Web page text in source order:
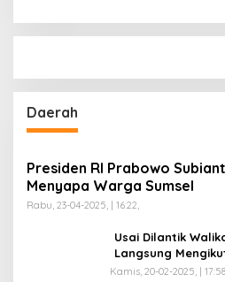
Daerah
Presiden RI Prabowo
Menyapa Warga Sumsel
Rabu, 23-04-2025, | 16:22,
Usai Dilantik
Langsung
Kamis, 20-02-2025, | 17:58,